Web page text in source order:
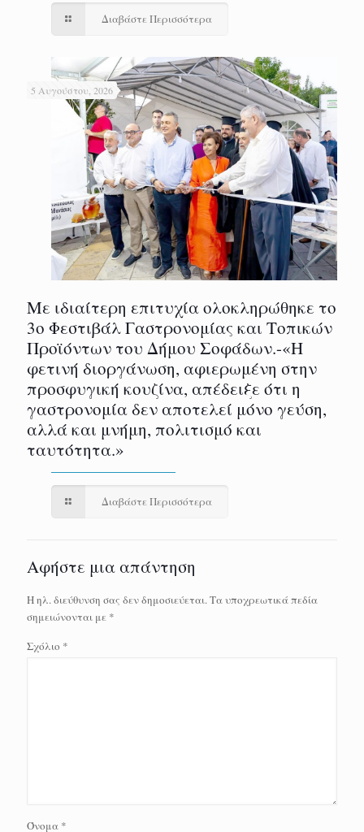
Διαβάστε Περισσότερα
5 Αυγούστου, 2026
Με ιδιαίτερη επιτυχία ολοκληρώθηκε το
3ο Φεστιβάλ Γαστρονομίας και Τοπικών
Προϊόντων του Δήμου Σοφάδων.-«Η
φετινή διοργάνωση, αφιερωμένη στην
προσφυγική κουζίνα, απέδειξε ότι η
γαστρονομία δεν αποτελεί μόνο γεύση,
αλλά και μνήμη, πολιτισμό και
ταυτότητα.»
Διαβάστε Περισσότερα
Αφήστε μια απάντηση
Η ηλ. διεύθυνση σας δεν δημοσιεύεται.Τα υποχρεωτικά πεδία
σημειώνονται με *
Σχόλιο *
Όνομα *